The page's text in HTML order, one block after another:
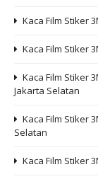
Kaca Film Stiker
Kaca Film Stiker
Kaca Film Stiker
Jakarta Selatan
Kaca Film Stiker
Selatan
Kaca Film Stiker